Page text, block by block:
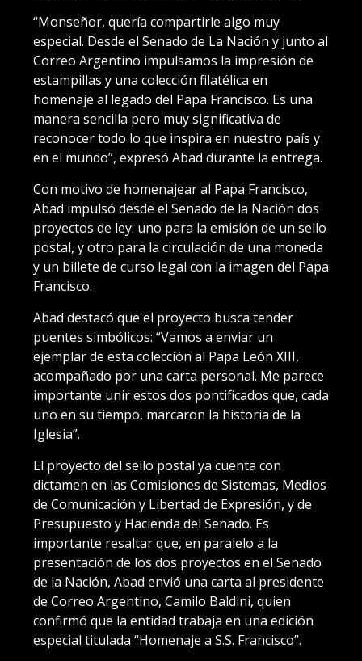
“Monseñor, quería compartirle algo muy
especial. Desde el Senado de La Nación y junto al
Correo Argentino impulsamos la impresión de
estampillas y una colección filatélica en
homenaje al legado del Papa Francisco. Es una
manera sencilla pero muy significativa de
reconocer todo lo que inspira en nuestro país y
en el mundo”, expresó Abad durante la entrega.
Con motivo de homenajear al Papa Francisco,
Abad impulsó desde el Senado de la Nación dos
proyectos de ley: uno para la emisión de un sello
postal, y otro para la circulación de una moneda
y un billete de curso legal con la imagen del Papa
Francisco.
Abad destacó que el proyecto busca tender
puentes simbólicos: “Vamos a enviar un
ejemplar de esta colección al Papa León XIII,
acompañado por una carta personal. Me parece
importante unir estos dos pontificados que, cada
uno en su tiempo, marcaron la historia de la
Iglesia”.
El proyecto del sello postal ya cuenta con
dictamen en las Comisiones de Sistemas, Medios
de Comunicación y Libertad de Expresión, y de
Presupuesto y Hacienda del Senado. Es
importante resaltar que, en paralelo a la
presentación de los dos proyectos en el Senado
de la Nación, Abad envió una carta al presidente
de Correo Argentino, Camilo Baldini, quien
confirmó que la entidad trabaja en una edición
especial titulada “Homenaje a S.S. Francisco”.